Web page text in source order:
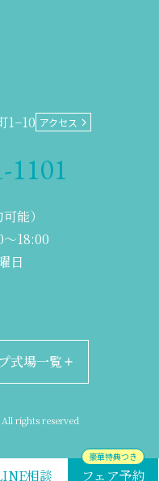
1−10 アクセス
能）
場一覧
rights reserved
相談
豪華特典つき
フェア予約